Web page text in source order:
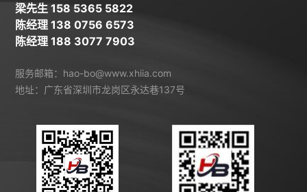
梁先生 158 5365 5822
陈经理 138 0756 6573
陈经理 188 3077 7903
服务邮箱：hao-bo@www.xhiia.com
地址：广东省深圳市龙岗区永达巷137号